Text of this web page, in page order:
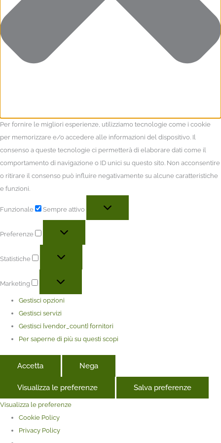
Per fornire le migliori esperienze, utilizziamo tecnologie come i cookie
per memorizzare e/o accedere alle informazioni del dispositivo. Il
consenso a queste tecnologie ci permetterà di elaborare dati come il
comportamento di navigazione o ID unici su questo sito. Non acconsentire
o ritirare il consenso può influire negativamente su alcune caratteristiche
e funzioni.
Funzionale Sempre attivo
Preferenze
Statistiche
Marketing
Gestisci opzioni
Gestisci servizi
Gestisci {vendor_count} fornitori
Per saperne di più su questi scopi
Accetta Nega
Visualizza le preferenze Salva preferenze
Visualizza le preferenze
Cookie Policy
Privacy Policy